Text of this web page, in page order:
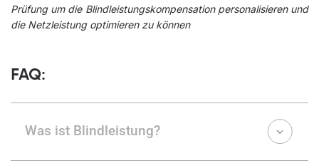
Prüfung um die Blindleistungskompensation personalisieren und
die Netzleistung optimieren zu können
FAQ:
Was ist Blindleistung?